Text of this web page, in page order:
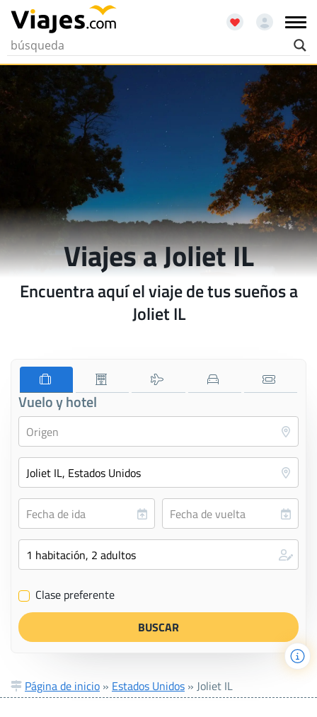
Viajes a Joliet IL
Encuentra aquí el viaje de tus sueños a
Joliet IL
Vuelo y hotel
✔ Clase preferente
Página de inicio » Estados Unidos » Joliet IL